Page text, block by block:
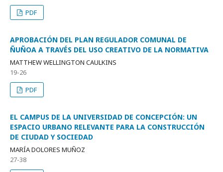
PDF
APROBACIÓN DEL PLAN REGULADOR COMUNAL DE
ÑUÑOA A TRAVÉS DEL USO CREATIVO DE LA NORMATIVA
MATTHEW WELLINGTON CAULKINS
19-26
PDF
EL CAMPUS DE LA UNIVERSIDAD DE CONCEPCIÓN: UN
ESPACIO URBANO RELEVANTE PARA LA CONSTRUCCIÓN
DE CIUDAD Y SOCIEDAD
MARÍA DOLORES MUÑOZ
27-38